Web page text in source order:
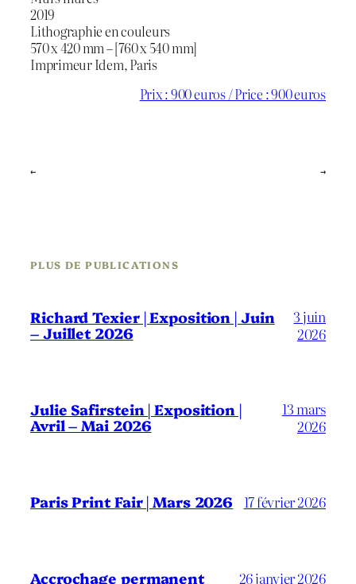
2019
Lithographie en couleurs
570 x 420 mm – [760 x 540 mm]
Imprimeur Idem, Paris
Prix : 900 euros / Price : 900 euros
← →
PLUS DE PUBLICATIONS
Richard Texier | Exposition | Juin
– Juillet 2026
3 juin
2026
Julie Safirstein | Exposition |
Avril – Mai 2026
13 mars
2026
Paris Print Fair | Mars 2026 17 février 2026
Accrochage permanent 26 janvier 2026